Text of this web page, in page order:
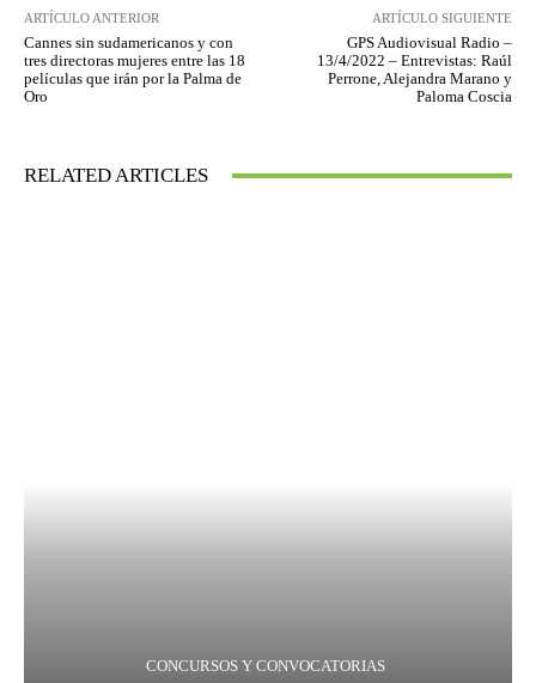
ARTÍCULO ANTERIOR
Cannes sin sudamericanos y con
tres directoras mujeres entre las 18
películas que irán por la Palma de
Oro
ARTÍCULO SIGUIENTE
GPS Audiovisual Radio –
13/4/2022 – Entrevistas: Raúl
Perrone, Alejandra Marano y
Paloma Coscia
RELATED ARTICLES
CONCURSOS Y CONVOCATORIAS